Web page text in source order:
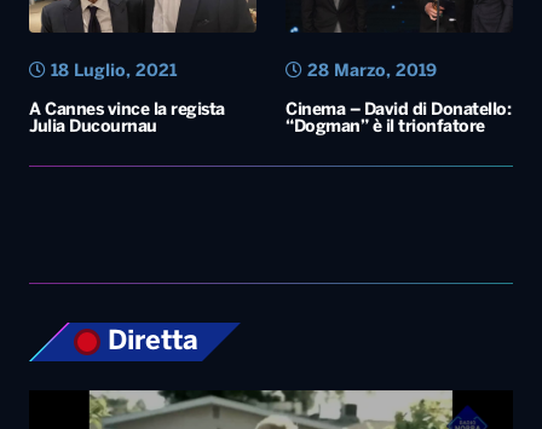
A Cannes vince la regista
Julia Ducournau
18 Luglio, 2021
Cinema – David di Donatello:
“Dogman” è il trionfatore
28 Marzo, 2019
Diretta